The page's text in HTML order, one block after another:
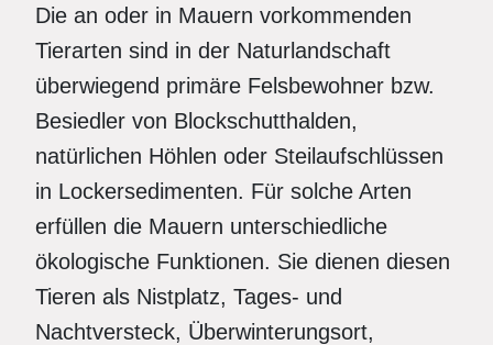
Die an oder in Mauern vorkommenden
Tierarten sind in der Naturlandschaft
überwiegend primäre Felsbewohner bzw.
Besiedler von Blockschutthalden,
natürlichen Höhlen oder Steilaufschlüssen
in Lockersedimenten. Für solche Arten
erfüllen die Mauern unterschiedliche
ökologische Funktionen. Sie dienen diesen
Tieren als Nistplatz, Tages- und
Nachtversteck, Überwinterungsort,